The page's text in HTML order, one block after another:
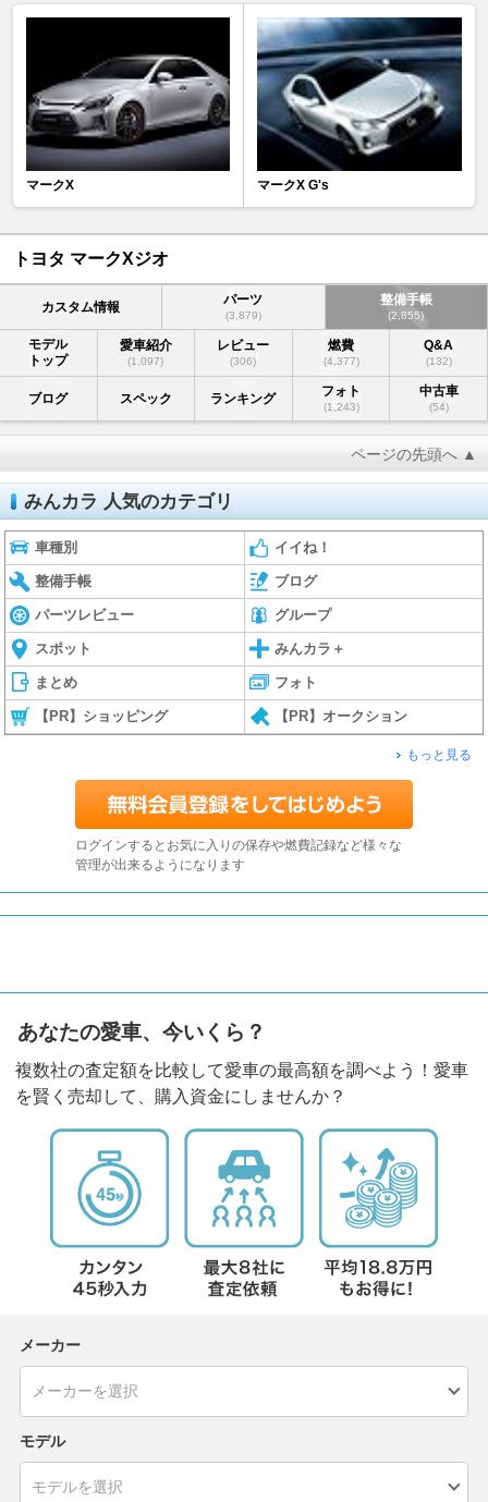
マークX マークX G's
トヨタ マークXジオ
カスタム情報 パーツ
(3,879)
整備手帳
(2,855)
モデル
トップ
愛車紹介
(1,097)
レビュー
(306)
燃費
(4,377)
Q&A
(132)
ブログ スペック ランキング フォト
(1,243)
中古車
(54)
ページの先頭へ ▲
みんカラ 人気のカテゴリ
車種別 イイね！
整備手帳 ブログ
パーツレビュー グループ
スポット みんカラ＋
まとめ フォト
【PR】ショッピング 【PR】オークション
もっと見る
ログインするとお気に入りの保存や燃費記録など様々な
管理が出来るようになります
あなたの愛車、今いくら？
複数社の査定額を比較して愛車の最高額を調べよう！愛車
を賢く売却して、購入資金にしませんか？
メーカー
モデル